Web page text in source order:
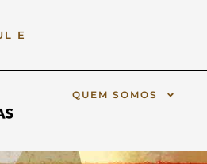
E
QUEM SOMOS